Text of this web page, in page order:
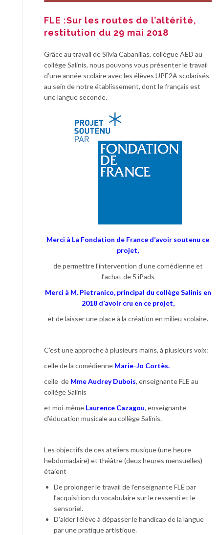
FLE :Sur les routes de l’altérité,
restitution du 29 mai 2018
Grâce au travail de Silvia Cabanillas, collègue AED au
collège Salinis, nous pouvons vous présenter le travail
d’une année scolaire avec les élèves UPE2A scolarisés
au sein de notre établissement, dont le français est
une langue seconde.
Merci à La Fondation de France d’avoir soutenu ce
projet,
de permettre l’intervention d’une comédienne et
l’achat de 5 iPads
Merci à M. Pietranico, principal du collège Salinis en
2018 d’avoir cru en ce projet,
et de laisser une place à la création en milieu scolaire.
C’est une approche à plusieurs mains, à plusieurs voix:
celle de la comédienne Marie-Jo Cortès.
celle de Mme Audrey Dubois, enseignante FLE au
collège Salinis
et moi-même Laurence Cazagou, enseignante
d’éducation musicale au collège Salinis.
Les objectifs de ces ateliers musique (une heure
hebdomadaire) et théâtre (deux heures mensuelles)
étaient
De prolonger le travail de l’enseignante FLE par
l’acquisition du vocabulaire sur le ressenti et le
sensoriel.
D’aider l’élève à dépasser le handicap de la langue
par une pratique artistique.